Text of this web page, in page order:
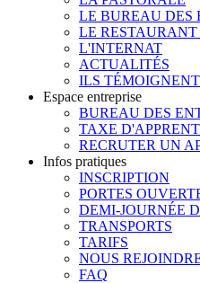
LE BUREAU DES
LE
L'INTERNAT
ACTUALITÉS
ILS TÉMOIGNENT
Espace entreprise
BUREAU DES
TAXE
RECRUTER UN
Infos pratiques
INSCRIPTION
PORTES
DEMI-JOURNÉE
TRANSPORTS
TARIFS
NOUS
FAQ